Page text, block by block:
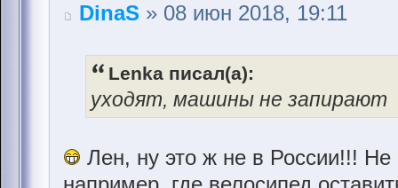
DinaS » 08 июн 2018, 19:11
Lenka писал(а):
уходят, машины не запирают
Лен, ну это ж не в России!!!